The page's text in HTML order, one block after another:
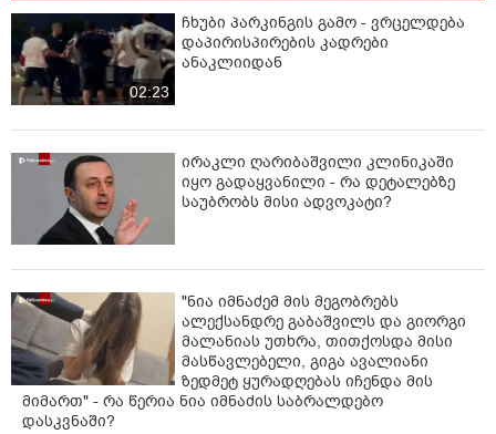
02:23
ჩხუბი პარკინგის გამო - ვრცელდება
დაპირისპირების კადრები
ანაკლიიდან
ირაკლი ღარიბაშვილი კლინიკაში
იყო გადაყვანილი - რა დეტალებზე
საუბრობს მისი ადვოკატი?
"ნია იმნაძემ მის მეგობრებს
ალექსანდრე გაბაშვილს და გიორგი
მალანიას უთხრა, თითქოსდა მისი
მასწავლებელი, გიგა ავალიანი
ზედმეტ ყურადღებას იჩენდა მის
მიმართ" - რა წერია ნია იმნაძის საბრალდებო
დასკვნაში?